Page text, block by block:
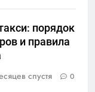
порядок
и правила
спустя 0